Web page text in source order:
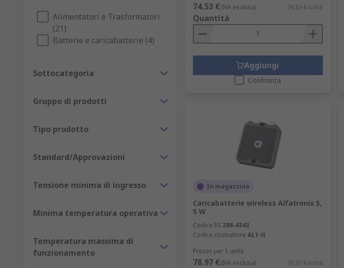
Alimentatori e Trasformatori
(21)
Batterie e caricabatterie (4)
Sottocategoria
Gruppo di prodotti
Tipo prodotto
Standard/Approvazioni
Tensione minima di ingresso
Minima temperatura operativa
Temperatura massima di
funzionamento
74,53 €(IVA esclusa) 74,53 €/unità
Quantità
Aggiungi
Confronta
In magazzino
Caricabatterie wireless Alfatronix 5,
5 W
Codice RS 288-4343
Codice costruttore AL1-H
Prezzo per 1 unità
78,97 €(IVA esclusa) 78,97 €/unità